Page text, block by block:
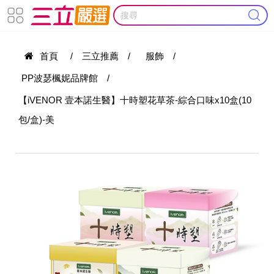
首頁 / 三立推薦 / 服飾 /
PP波瑟楓妮品牌館 /
【iVENOR 壹本諾生醫】十時塑花草茶-綜合口味x10盒(10
包/盒)-美